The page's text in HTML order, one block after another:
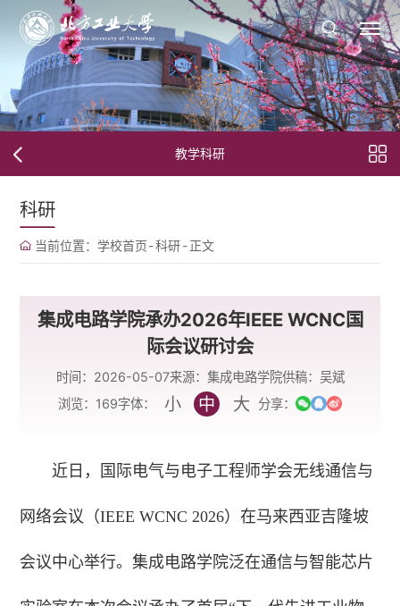
教学科研
科研
当前位置： 学校首页-科研-正文
集成电路学院承办2026年IEEE WCNC国
际会议研讨会
时间：2026-05-07来源：集成电路学院供稿：吴斌
浏览： 169字体： 小 中 大 分享：
近日，国际电气与电子工程师学会无线通信与
网络会议（IEEE WCNC 2026）在马来西亚吉隆坡
会议中心举行。集成电路学院泛在通信与智能芯片